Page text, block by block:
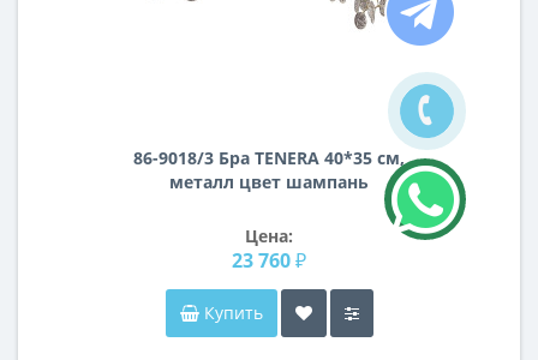
86-9018/3 Бра TENERA 40*35 см,
металл цвет шампань
Цена:
23 760 ₽
Купить